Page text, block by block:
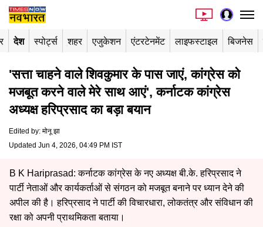
देश स्पोर्ट्स शहर एजुकेशन एंटरटेनमेंट लाइफस्टाइल बिजनेस
'सत्ता चाहने वाले शिवकुमार के पास जाएं, कांग्रेस को
मजबूत करने वाले मेरे साथ आएं', कर्नाटक कांग्रेस
अध्यक्ष हरिप्रसाद का बड़ा बयान
Edited by: मोनू झा
Updated Jun 4, 2026, 04:49 PM IST
B K Hariprasad: कर्नाटक कांग्रेस के नए अध्यक्ष बी.के. हरिप्रसाद ने
पार्टी नेताओं और कार्यकर्ताओं से संगठन को मजबूत बनाने पर ध्यान देने की
अपील की है। हरिप्रसाद ने पार्टी की विचारधारा, लोकतंत्र और संविधान की
रक्षा को अपनी प्राथमिकता बताया।